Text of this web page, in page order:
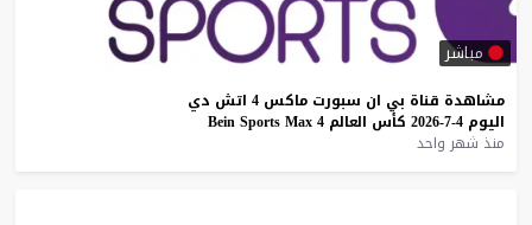
مباشر
مشاهدة قناة بي ان سبورت ماكس 4 اتش دي
اليوم 4-7-2026 كأس العالم Bein Sports Max 4
منذ شهر واحد